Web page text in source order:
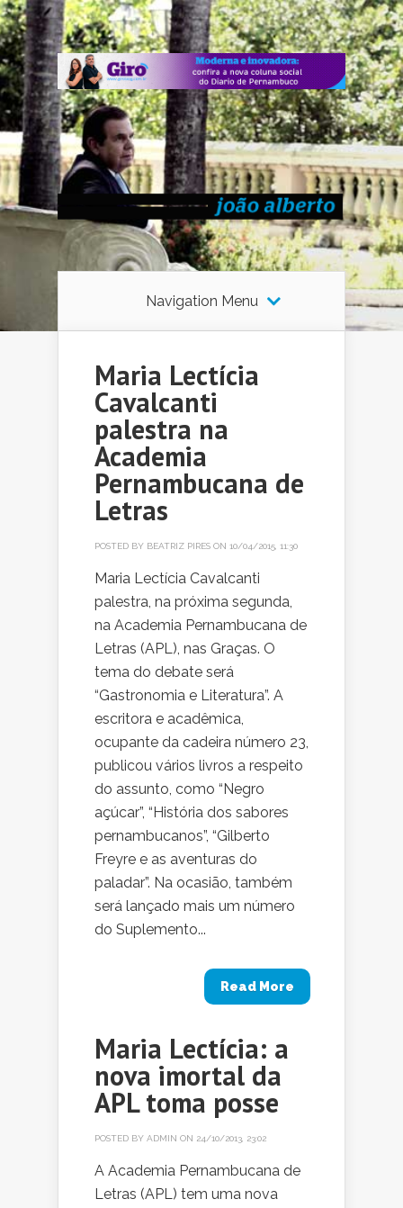
Navigation Menu
Maria Lectícia
Cavalcanti
palestra na
Academia
Pernambucana de
Letras
POSTED BY BEATRIZ PIRES ON 10/04/2015, 11:30
Maria Lectícia Cavalcanti
palestra, na próxima segunda,
na Academia Pernambucana de
Letras (APL), nas Graças. O
tema do debate será
“Gastronomia e Literatura”. A
escritora e acadêmica,
ocupante da cadeira número 23,
publicou vários livros a respeito
do assunto, como “Negro
açúcar”, “História dos sabores
pernambucanos”, “Gilberto
Freyre e as aventuras do
paladar”. Na ocasião, também
será lançado mais um número
do Suplemento...
Read More
Maria Lectícia: a
nova imortal da
APL toma posse
POSTED BY ADMIN ON 24/10/2013, 23:02
A Academia Pernambucana de
Letras (APL) tem uma nova